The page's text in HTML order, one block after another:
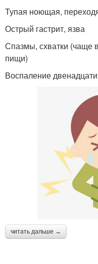
Тупая ноющая,
Острый гастрит, язва
Спазмы, схватки (чаще
пищи)
Воспаление
читать дальше →